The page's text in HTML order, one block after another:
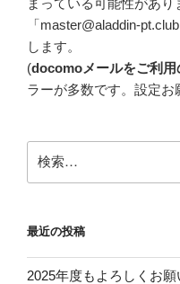
「master@aladdin-
します。
(docomoメールをご利用
ラーが多数です。設定お
索:
最近の投稿
2025年度もよろしくお願